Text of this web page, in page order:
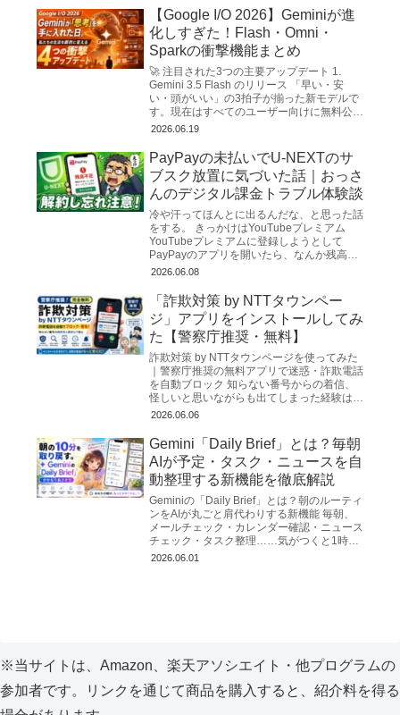
【Google I/O 2026】Geminiが進
化しすぎた！Flash・Omni・
Sparkの衝撃機能まとめ
🚀 注目された3つの主要アップデート 1.
Gemini 3.5 Flash のリリース 「早い・安
い・頭がいい」の3拍子が揃った新モデルで
す。現在はすべてのユーザー向けに無料公開
されています。 超高速な...
2026.06.19
PayPayの未払いでU-NEXTのサ
ブスク放置に気づいた話｜おっさ
んのデジタル課金トラブル体験談
冷や汗ってほんとに出るんだな、と思った話
をする。 きっかけはYouTubeプレミアム
YouTubeプレミアムに登録しようとして
PayPayのアプリを開いたら、なんか残高が
妙に少ない。「あれ？使った覚えないけど
2026.06.08
「詐欺対策 by NTTタウンペー
ジ」アプリをインストールしてみ
た【警察庁推奨・無料】
詐欺対策 by NTTタウンページを使ってみた
｜警察庁推奨の無料アプリで迷惑・詐欺電話
を自動ブロック 知らない番号からの着信、
怪しいと思いながらも出てしまった経験はな
いでしょうか？2026年3月、警察庁が公式に
2026.06.06
Gemini「Daily Brief」とは？毎朝
AIが予定・タスク・ニュースを自
動整理する新機能を徹底解説
Geminiの「Daily Brief」とは？朝のルーティ
ンをAIが丸ごと肩代わりする新機能 毎朝、
メールチェック・カレンダー確認・ニュース
チェック・タスク整理……気がつくと1時間
が消えていた、という経験はないだろう
2026.06.01
※当サイトは、Amazon、楽天アソシエイト・他プログラムの
参加者です。リンクを通じて商品を購入すると、紹介料を得る